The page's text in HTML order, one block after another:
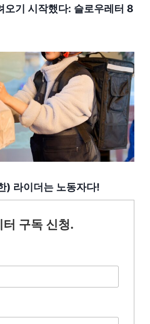
오기 시작했다: 슬로우레터 8
) 라이더는 노동자다!
구독 신청.